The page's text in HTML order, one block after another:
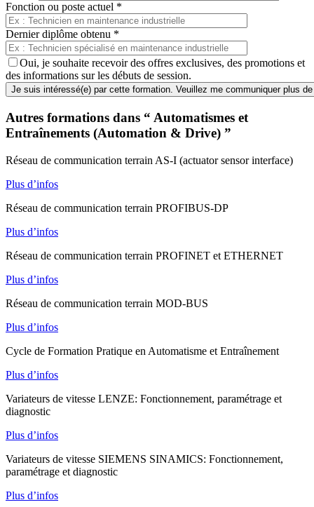
Fonction ou poste actuel *
Dernier diplôme obtenu *
Oui, je souhaite recevoir des offres exclusives, des promotions et
des informations sur les débuts de session.
Autres formations dans “ Automatismes et
Entraînements (Automation & Drive) ”
Réseau de communication terrain AS-I (actuator sensor interface)
Plus d’infos
Réseau de communication terrain PROFIBUS-DP
Plus d’infos
Réseau de communication terrain PROFINET et ETHERNET
Plus d’infos
Réseau de communication terrain MOD-BUS
Plus d’infos
Cycle de Formation Pratique en Automatisme et Entraînement
Plus d’infos
Variateurs de vitesse LENZE: Fonctionnement, paramétrage et
diagnostic
Plus d’infos
Variateurs de vitesse SIEMENS SINAMICS: Fonctionnement,
paramétrage et diagnostic
Plus d’infos